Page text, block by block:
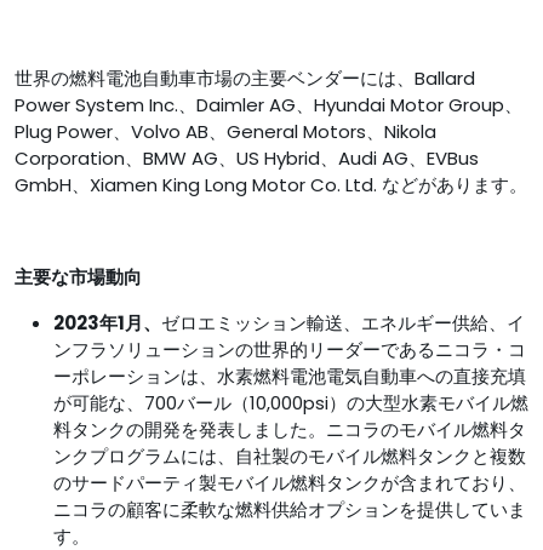
世界の燃料電池自動車市場の主要ベンダーには、Ballard
Power System Inc.、Daimler AG、Hyundai Motor Group、
Plug Power、Volvo AB、General Motors、Nikola
Corporation、BMW AG、US Hybrid、Audi AG、EVBus
GmbH、Xiamen King Long Motor Co. Ltd. などがあります。
主要な市場動向
2023年1月、 ゼロエミッション輸送、エネルギー供給、イ
ンフラソリューションの世界的リーダーであるニコラ・コ
ーポレーションは、水素燃料電池電気自動車への直接充填
が可能な、700バール（10,000psi）の大型水素モバイル燃
料タンクの開発を発表しました。ニコラのモバイル燃料タ
ンクプログラムには、自社製のモバイル燃料タンクと複数
のサードパーティ製モバイル燃料タンクが含まれており、
ニコラの顧客に柔軟な燃料供給オプションを提供していま
す。